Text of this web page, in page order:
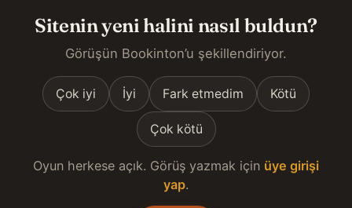
Sitenin yeni halini nasıl buldun?
Görüşün Bookinton’u şekillendiriyor.
Çok iyi İyi Fark etmedim Kötü
Çok kötü
Oyun herkese açık. Görüş yazmak için üye girişi
yap.